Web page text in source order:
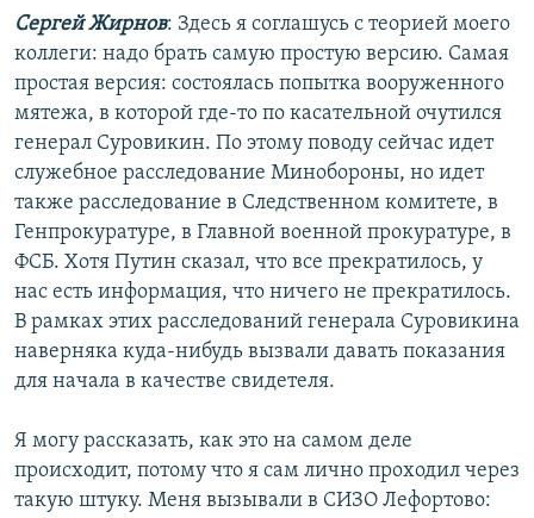
Сергей Жирнов: Здесь я соглашусь с теорией моего
коллеги: надо брать самую простую версию. Самая
простая версия: состоялась попытка вооруженного
мятежа, в которой где-то по касательной очутился
генерал Суровикин. По этому поводу сейчас идет
служебное расследование Минобороны, но идет
также расследование в Следственном комитете, в
Генпрокуратуре, в Главной военной прокуратуре, в
ФСБ. Хотя Путин сказал, что все прекратилось, у
нас есть информация, что ничего не прекратилось.
В рамках этих расследований генерала Суровикина
наверняка куда-нибудь вызвали давать показания
для начала в качестве свидетеля.
Я могу рассказать, как это на самом деле
происходит, потому что я сам лично проходил через
такую штуку. Меня вызывали в СИЗО Лефортово: